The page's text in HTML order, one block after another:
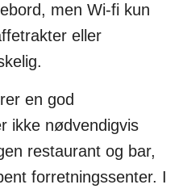
men Wi-fi kun
eller
en god
ikke nødvendigvis
restaurant og bar,
forretningssenter. I